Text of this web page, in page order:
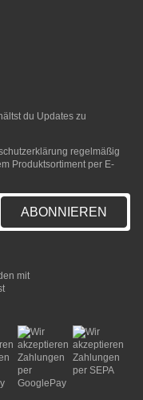
du Updates zu
regelmäßig
Produktsortiment per E-
ABONNIEREN